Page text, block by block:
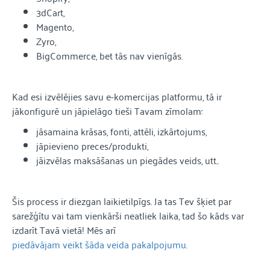
3dCart,
Magento,
Zyro,
BigCommerce, bet tās nav vienīgās.
Kad esi izvēlējies savu e-komercijas platformu, tā ir
jākonfigurē un jāpielāgo tieši Tavam zīmolam:
jāsamaina krāsas, fonti, attēli, izkārtojums,
jāpievieno preces/produkti,
jāizvēlas maksāšanas un piegādes veids, utt..
Šis process ir diezgan laikietilpīgs. Ja tas Tev šķiet par
sarežģītu vai tam vienkārši neatliek laika, tad šo kāds var
izdarīt Tavā vietā! Mēs arī
piedāvājam veikt šāda veida pakalpojumu.